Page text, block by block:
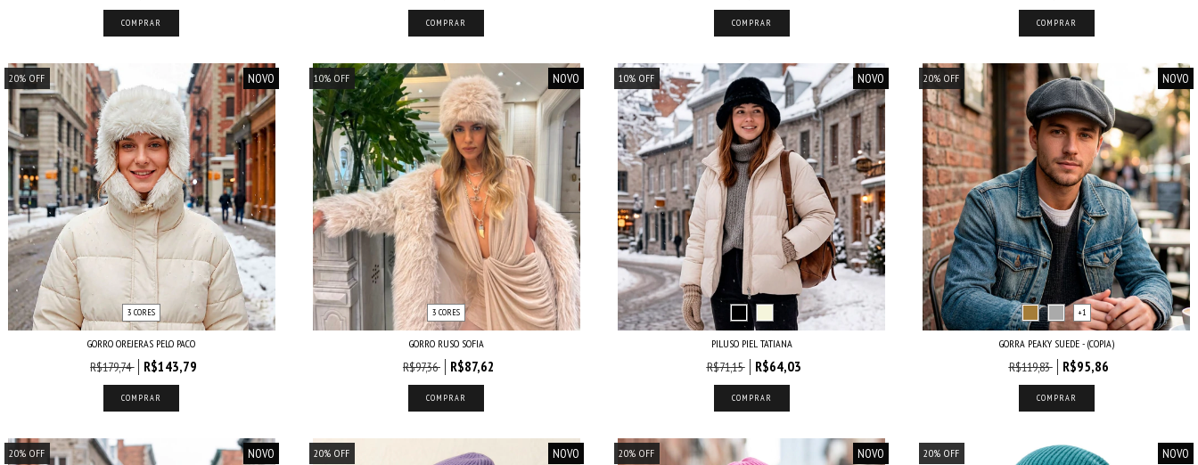
COMPRAR COMPRAR COMPRAR COMPRAR
20% OFF NOVO
3 CORES
GORRO OREJERAS PELO PACO
R$179,74 R$143,79
COMPRAR
10%OFF NOVO
3 CORES
GORRO RUSO SOFIA
R$97,36 R$87,62
COMPRAR
10%OFF NOVO
PILUSO PIEL TATIANA
R$71,15 R$64,03
COMPRAR
20%OFF NOVO
+1
GORRA PEAKY SUEDE - (COPIA)
R$119,83 R$95,86
COMPRAR
20% OFF NOVO 20%OFF NOVO 20%OFF NOVO 20%OFF NOVO